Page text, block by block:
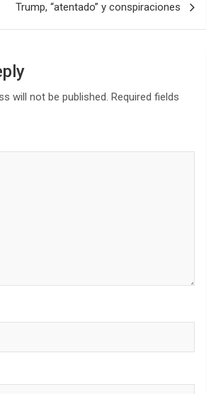
Trump, “atentado” y conspiraciones
will not be published. Required fields